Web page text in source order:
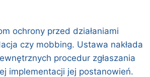
ochrony przed działaniami
czy mobbing. Ustawa nakłada
procedur zgłaszania
implementacji jej postanowień.